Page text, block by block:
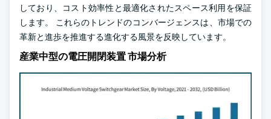
しており、コスト効率性と最適化されたスペース利用を保証
します。 これらのトレンドのコンバージェンスは、市場での
革新と進歩を推進する進化する風景を反映しています。
産業中型の電圧開閉装置 市場分析